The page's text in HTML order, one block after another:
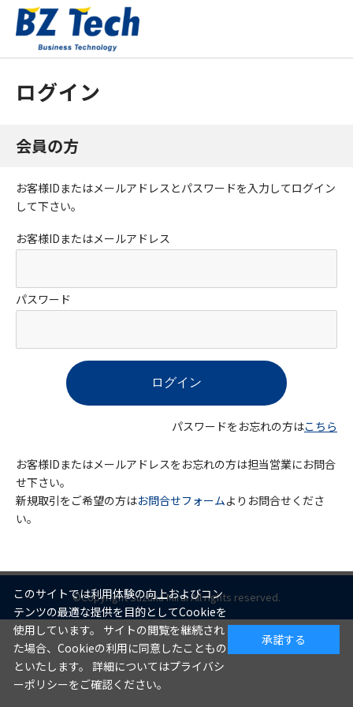
ログイン
会員の方
お客様IDまたはメールアドレスとパスワードを入力してログイン
して下さい。
お客様IDまたはメールアドレス
パスワード
パスワードをお忘れの方はこちら
お客様IDまたはメールアドレスをお忘れの方は担当営業にお問合
せ下さい。
新規取引をご希望の方はお問合せフォームよりお問合せくださ
い。
©Copyright Suzuka Mirai All rights reserved.
このサイトでは利用体験の向上およびコン
テンツの最適な提供を目的としてCookieを
使用しています。 サイトの閲覧を継続され
た場合、Cookieの利用に同意したこともの
といたします。 詳細についてはプライバシ
ーポリシーをご確認ください。
承諾する